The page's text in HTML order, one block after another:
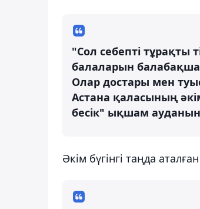
"Сол себепті тұрақты
балаларын
Олар достары мен
Астана қаласының
бесік" ықшам
Әкім бүгінгі таңда